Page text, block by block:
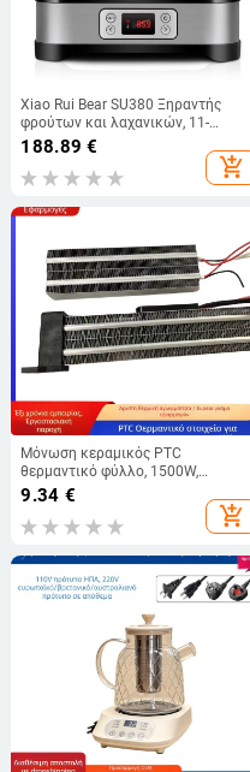
Xiao Rui Bear SU380 Ξηραντής
φρούτων και λαχανικών, 11-
120V/220-240V, 250W, 50 Hz
188.89 €
add_shopping_cart
Μόνωση κεραμικός PTC
θερμαντικό φύλλο, 1500W,
αερόθερμο με σταθερή
θερμοκρασία, μονάδα θέρμανσης
λωρίδας για στέγνωμα
9.34 €
add_shopping_cart